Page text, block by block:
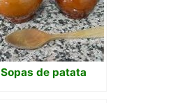
Sopas de patata